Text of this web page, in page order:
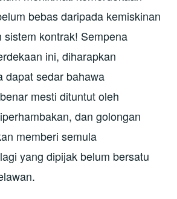
bebas daripada kemiskinan
sistem kontrak! Sempena
ini, diharapkan
dapat sedar bahawa
mesti dituntut oleh
dan golongan
memberi semula
yang dipijak belum bersatu